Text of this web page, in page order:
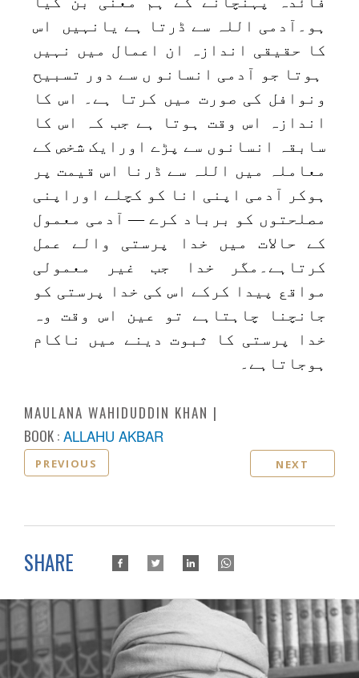
ہو۔آدمی اللہ سے ڈرتا ہے یانہیں اس
کا حقیقی اندازہ ان اعمال میں نہیں
ہوتا جو آدمی انسانو ں سے دور تسبیح
ونوافل کی صورت میں کرتا ہے۔ اس کا
اندازہ اس وقت ہوتا ہے جب کہ اس کا
سابقہ انسانوں سے پڑے اورایک شخص کے
معاملہ میں اللہ سے ڈرنا اس قیمت پر
ہوکر آدمی اپنی انا کو کچلے اوراپنی
مصلحتوں کو برباد کرے — آدمی معمول
کے حالات میں خدا پرستی والے عمل
کرتاہے۔مگر خدا جب غیر معمولی
مواقع پیدا کرکے اس کی خدا پرستی کو
جانچنا چاہتاہے تو عین اس وقت وہ
خدا پرستی کا ثبوت دینے میں ناکام
ہوجاتاہے۔
MAULANA WAHIDUDDIN KHAN
BOOK : ALLAHU AKBAR
PREVIOUS NEXT
SHARE